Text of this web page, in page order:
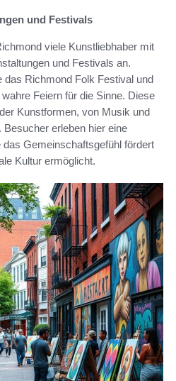
und Festivals
viele Kunstliebhaber mit
und Festivals an.
das Richmond Folk Festival und
Feiern für die Sinne. Diese
Kunstformen, von Musik und
erleben hier eine
Gemeinschaftsgefühl fördert
Kultur ermöglicht.